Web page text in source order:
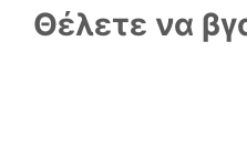
Θέλετε να